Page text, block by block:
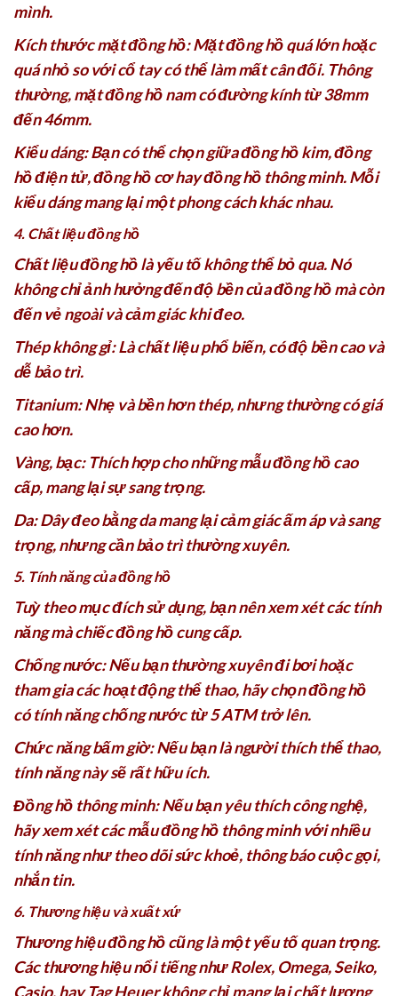
mình.
Kích thước mặt đồng hồ: Mặt đồng hồ quá lớn hoặc
quá nhỏ so với cổ tay có thể làm mất cân đối. Thông
thường, mặt đồng hồ nam có đường kính từ 38mm
đến 46mm.
Kiểu dáng: Bạn có thể chọn giữa đồng hồ kim, đồng
hồ điện tử, đồng hồ cơ hay đồng hồ thông minh. Mỗi
kiểu dáng mang lại một phong cách khác nhau.
4. Chất liệu đồng hồ
Chất liệu đồng hồ là yếu tố không thể bỏ qua. Nó
không chỉ ảnh hưởng đến độ bền của đồng hồ mà còn
đến vẻ ngoài và cảm giác khi đeo.
Thép không gỉ: Là chất liệu phổ biến, có độ bền cao và
dễ bảo trì.
Titanium: Nhẹ và bền hơn thép, nhưng thường có giá
cao hơn.
Vàng, bạc: Thích hợp cho những mẫu đồng hồ cao
cấp, mang lại sự sang trọng.
Da: Dây đeo bằng da mang lại cảm giác ấm áp và sang
trọng, nhưng cần bảo trì thường xuyên.
5. Tính năng của đồng hồ
Tuỳ theo mục đích sử dụng, bạn nên xem xét các tính
năng mà chiếc đồng hồ cung cấp.
Chống nước: Nếu bạn thường xuyên đi bơi hoặc
tham gia các hoạt động thể thao, hãy chọn đồng hồ
có tính năng chống nước từ 5 ATM trở lên.
Chức năng bấm giờ: Nếu bạn là người thích thể thao,
tính năng này sẽ rất hữu ích.
Đồng hồ thông minh: Nếu bạn yêu thích công nghệ,
hãy xem xét các mẫu đồng hồ thông minh với nhiều
tính năng như theo dõi sức khoẻ, thông báo cuộc gọi,
nhắn tin.
6. Thương hiệu và xuất xứ
Thương hiệu đồng hồ cũng là một yếu tố quan trọng.
Các thương hiệu nổi tiếng như Rolex, Omega, Seiko,
Casio, hay Tag Heuer không chỉ mang lại chất lượng